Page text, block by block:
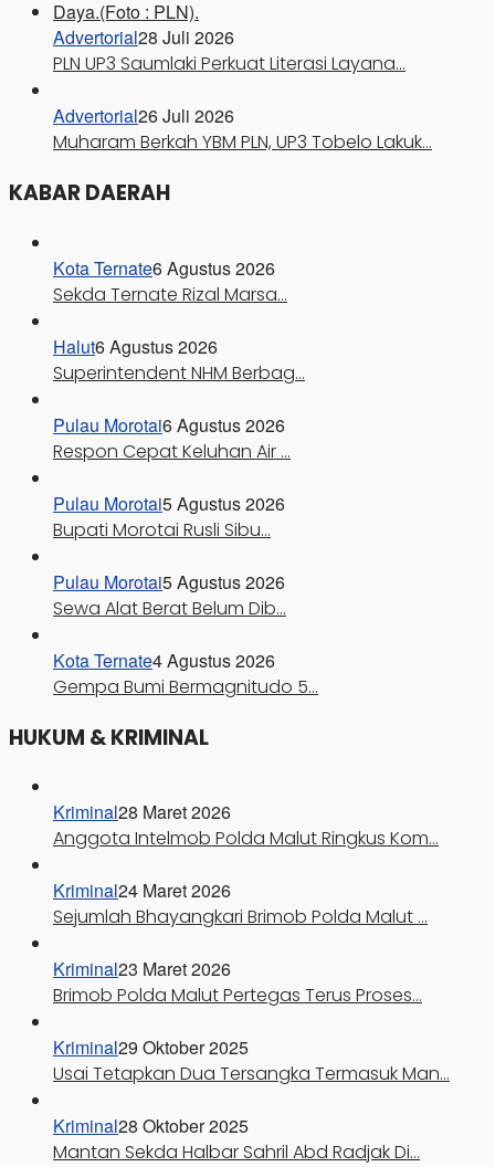
Advertorial28 Juli 2026
PLN UP3 Saumlaki Perkuat Literasi Layana…
Advertorial26 Juli 2026
Muharam Berkah YBM PLN, UP3 Tobelo Lakuk…
KABAR DAERAH
Kota Ternate6 Agustus 2026
Sekda Ternate Rizal Marsa…
Halut6 Agustus 2026
Superintendent NHM Berbag…
Pulau Morotai6 Agustus 2026
Respon Cepat Keluhan Air …
Pulau Morotai5 Agustus 2026
Bupati Morotai Rusli Sibu…
Pulau Morotai5 Agustus 2026
Sewa Alat Berat Belum Dib…
Kota Ternate4 Agustus 2026
Gempa Bumi Bermagnitudo 5…
HUKUM & KRIMINAL
Kriminal28 Maret 2026
Anggota Intelmob Polda Malut Ringkus Kom…
Kriminal24 Maret 2026
Sejumlah Bhayangkari Brimob Polda Malut …
Kriminal23 Maret 2026
Brimob Polda Malut Pertegas Terus Proses…
Kriminal29 Oktober 2025
Usai Tetapkan Dua Tersangka Termasuk Man…
Kriminal28 Oktober 2025
Mantan Sekda Halbar Sahril Abd Radjak Di…